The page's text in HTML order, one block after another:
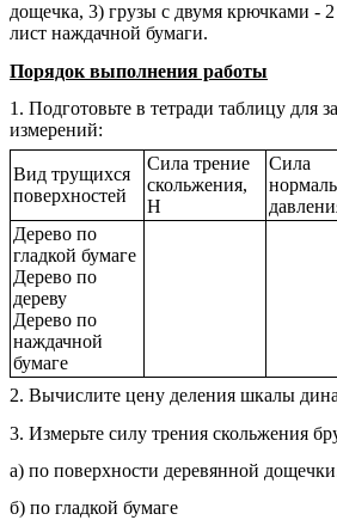
дощечка, 3) грузы с двумя крючками -
лист наждачной бумаги.
Порядок выполнения работы
1. Подготовьте в тетради таблицу для
измерений:
Вид трущихся
поверхностей
Сила трение
скольжения,
Н
Сила
Дерево по
гладкой бумаге
Дерево по
дереву
Дерево по
наждачной
бумаге
2. Вычислите цену деления шкалы
3. Измерьте силу трения скольжения
а) по поверхности деревянной
б) по гладкой бумаге